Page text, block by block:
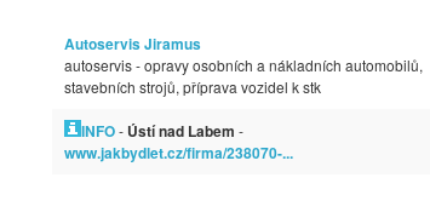
Autoservis Jiramus
autoservis - opravy osobních a nákladních automobilů,
stavebních strojů, příprava vozidel k stk
INFO- Ústí nad Labem -
www.jakbydlet.cz/firma/238070-...